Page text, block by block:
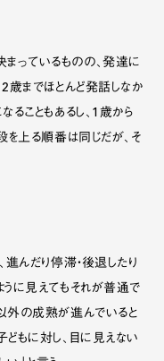
っているものの、発達に
歳までほとんど発話しなか
ることもあるし、1歳から
を上る順番は同じだが、そ
進んだり停滞・後退したり
うに見えてもそれが普通で
外の成熟が進んでいると
もに対し、目に見えない